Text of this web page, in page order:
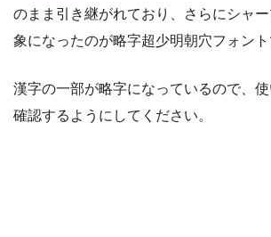
のまま引き継がれており、さらにシャ
象になったのが略字超少明朝穴フォント
漢字の一部が略字になっているので、
確認するようにしてください。